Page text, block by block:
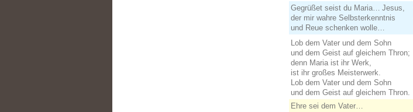
Gegrüßet seist du Maria… Jesus,
der mir wahre Selbsterkenntnis
und Reue schenken wolle…
Lob dem Vater und dem Sohn
und dem Geist auf gleichem Thron;
denn Maria ist ihr Werk,
ist ihr großes Meisterwerk.
Lob dem Vater und dem Sohn
und dem Geist auf gleichem Thron.
Ehre sei dem Vater…